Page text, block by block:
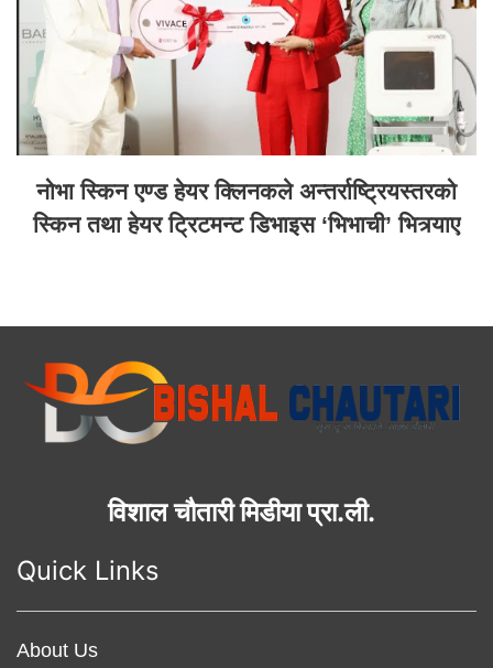
नोभा स्किन एण्ड हेयर क्लिनकले अन्तर्राष्ट्रियस्तरको
स्किन तथा हेयर ट्रिटमन्ट डिभाइस ‘भिभाची’ भित्र्याए
विशाल चौतारी मिडीया प्रा.ली.
Quick Links
About Us